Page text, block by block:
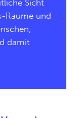
Sicht
Räume und
damit